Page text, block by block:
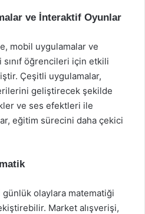
ve İnteraktif Oyunlar
mobil uygulamalar ve
öğrencileri için etkili
Çeşitli uygulamalar,
geliştirecek şekilde
ve ses efektleri ile
eğitim sürecini daha çekici
günlük olaylara matematiği
Market alışverişi,